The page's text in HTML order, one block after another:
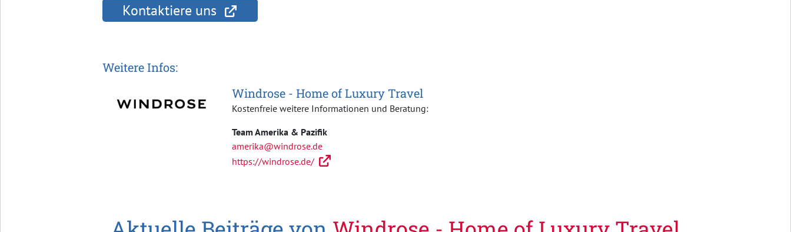
Kontaktiere uns
Weitere Infos:
Windrose - Home of Luxury Travel
Kostenfreie weitere Informationen und Beratung:
Team Amerika & Pazifik
amerika@windrose.de
https://windrose.de/